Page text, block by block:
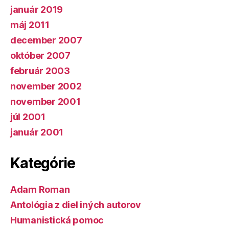
január 2019
máj 2011
december 2007
október 2007
február 2003
november 2002
november 2001
júl 2001
január 2001
Kategórie
Adam Roman
Antológia z diel iných autorov
Humanistická pomoc